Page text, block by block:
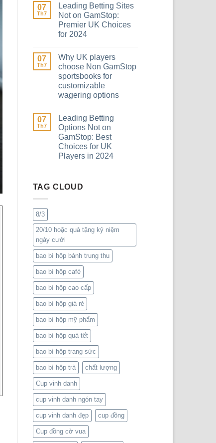
07
Th7
Leading Betting Sites
Not on GamStop:
Premier UK Choices
for 2024
07
Th7
Why UK players
choose Non GamStop
sportsbooks for
customizable
wagering options
07
Th7
Leading Betting
Options Not on
GamStop: Best
Choices for UK
Players in 2024
TAG CLOUD
8/3
20/10 hoặc quà tặng kỷ niệm
ngày cưới
bao bì hộp bánh trung thu
bao bì hộp café
bao bì hộp cao cấp
bao bì hộp giá rẻ
bao bì hộp mỹ phẩm
bao bì hộp quà tết
bao bì hộp trang sức
bao bì hộp trà chất lượng
Cup vinh danh
cup vinh danh ngón tay
cup vinh danh đẹp cup đồng
Cup đồng cờ vua